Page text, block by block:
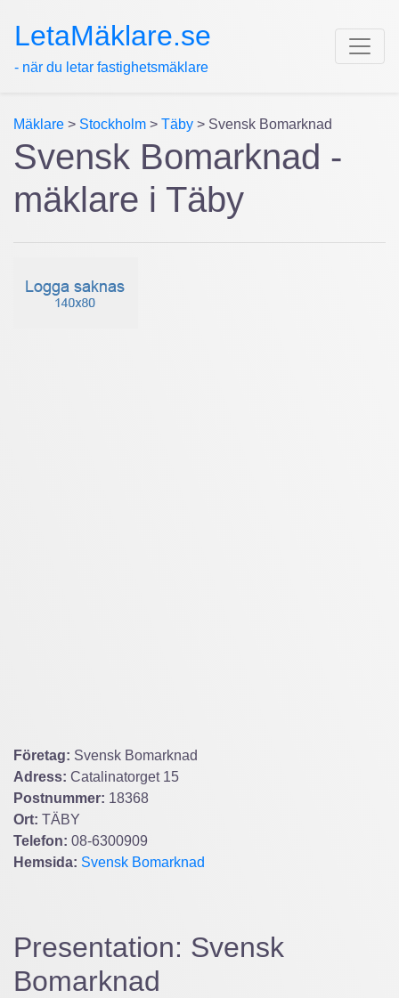
LetaMäklare.se
- när du letar fastighetsmäklare
Mäklare > Stockholm > Täby > Svensk Bomarknad
Svensk Bomarknad -
mäklare i Täby
Företag: Svensk Bomarknad
Adress: Catalinatorget 15
Postnummer: 18368
Ort: TÄBY
Telefon: 08-6300909
Hemsida: Svensk Bomarknad
Presentation: Svensk
Bomarknad